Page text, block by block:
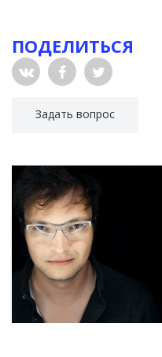
ПОДЕЛИТЬСЯ
Задать вопрос